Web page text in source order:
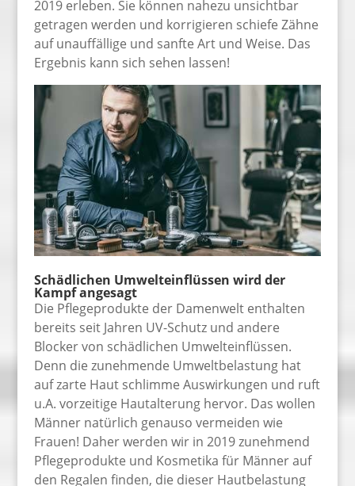
2019 erleben. Sie können nahezu unsichtbar
getragen werden und korrigieren schiefe Zähne
auf unauffällige und sanfte Art und Weise. Das
Ergebnis kann sich sehen lassen!
Schädlichen Umwelteinflüssen wird der
Kampf angesagt
Die Pflegeprodukte der Damenwelt enthalten
bereits seit Jahren UV-Schutz und andere
Blocker von schädlichen Umwelteinflüssen.
Denn die zunehmende Umweltbelastung hat
auf zarte Haut schlimme Auswirkungen und ruft
u.A. vorzeitige Hautalterung hervor. Das wollen
Männer natürlich genauso vermeiden wie
Frauen! Daher werden wir in 2019 zunehmend
Pflegeprodukte und Kosmetika für Männer auf
den Regalen finden, die dieser Hautbelastung